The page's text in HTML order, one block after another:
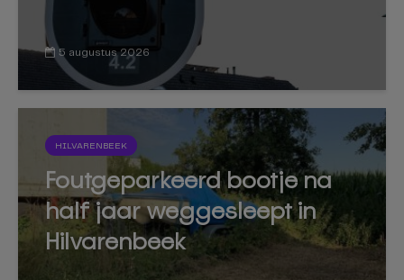
5 augustus 2026
HILVARENBEEK
Foutgeparkeerd bootje na
half jaar weggesleept in
Hilvarenbeek